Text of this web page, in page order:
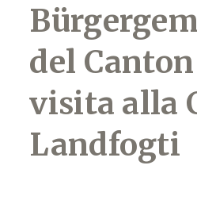
del
visita alla
Landfogti